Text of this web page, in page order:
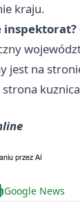
kraju.
inspektorat?
jest na
strona
Google News